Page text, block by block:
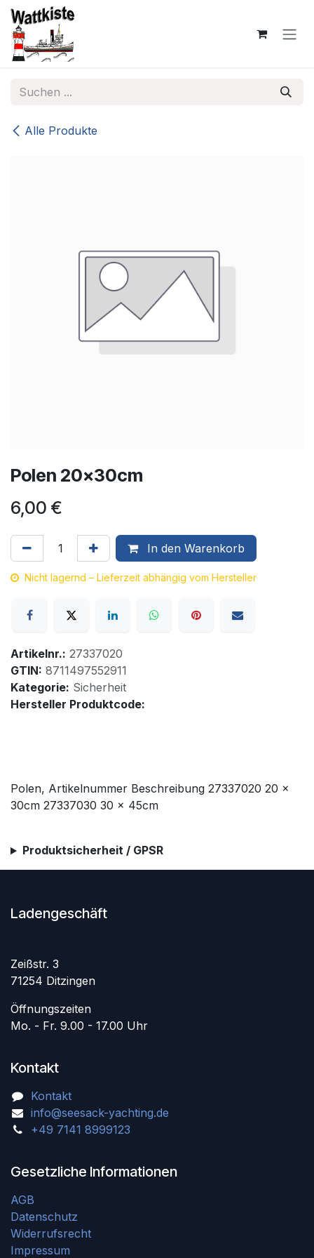
Zum Inhalt springen
Alle Produkte
Polen 20x30cm
6,00 €
In den Warenkorb
Nicht lagernd – Lieferzeit abhängig vom Hersteller
Artikelnr.: 27337020
GTIN: 8711497552911
Kategorie: Sicherheit
Hersteller Produktcode:
Polen, Artikelnummer Beschreibung 27337020 20 x
30cm 27337030 30 x 45cm
Produktsicherheit / GPSR
Ladengeschäft
Zeißstr. 3
71254 Ditzingen
Öffnungszeiten
Mo. - Fr. 9.00 - 17.00 Uhr
Kontakt
Kontakt
info@seesack-yachting.de
+49 7141 8999123
Gesetzliche Informationen
AGB
Datenschutz
Widerrufsrecht
Impressum